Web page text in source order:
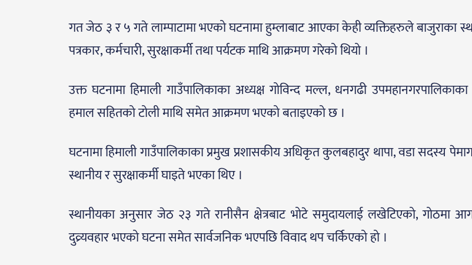
गत जेठ ३ र ५ गते लाम्पाटामा भएको घटनामा हुम्लाबाट आएका केही व्यक्तिहरुले बाजुराका
पत्रकार, कर्मचारी, सुरक्षाकर्मी तथा पर्यटक माथि आक्रमण गरेको थियो ।
उक्त घटनामा हिमाली गाउँपालिकाका अध्यक्ष गोविन्द मल्ल, धनगढी
हमाल सहितको टोली माथि समेत आक्रमण भएको बताइएको छ ।
घटनामा हिमाली गाउँपालिकाका प्रमुख प्रशासकीय अधिकृत कुलबहादुर थापा, वडा सदस्य
स्थानीय र सुरक्षाकर्मी घाइते भएका थिए ।
स्थानीयका अनुसार जेठ २३ गते रानीसैन क्षेत्रबाट भोटे समुदायलाई लखेटिएको, गोठमा
दुव्र्यवहार भएको घटना समेत सार्वजनिक भएपछि विवाद थप चर्किएको हो ।